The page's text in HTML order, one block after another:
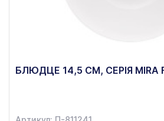
БЛЮДЦЕ 14,5 СМ, СЕРІЯ MIRA